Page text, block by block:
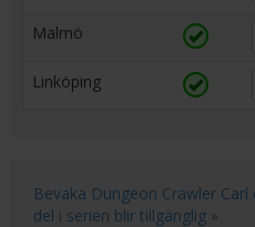
Malmö
Linköping
Bevaka Dungeon Crawler
del i serien blir tillgänglig »